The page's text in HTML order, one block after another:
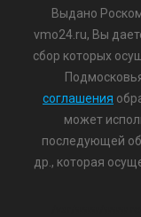
Выдано
vmo24.ru, Вы
сбор которых
соглашения
может
последующей
др., которая